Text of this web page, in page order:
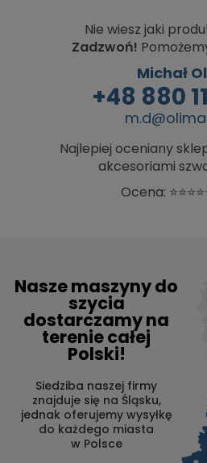
Nie wiesz jaki
Zadzwoń!
Michał
+48 880
Najlepiej oceniany
akcesoriami
Ocena:
Nasze maszyny do
szycia
dostarczamy na
terenie całej
Polski!
Siedziba naszej firmy
znajduje się na Śląsku,
jednak oferujemy wysyłkę
do każdego miasta
w Polsce